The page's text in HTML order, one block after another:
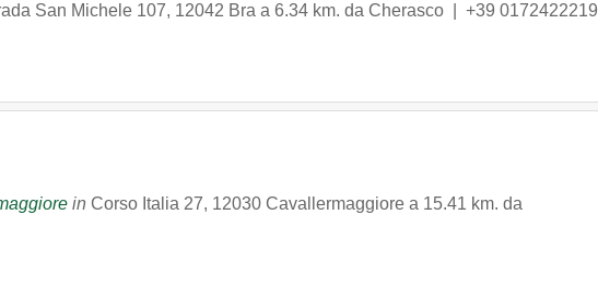
San Michele 107, 12042 Bra a 6.34 km. da Cherasco | +39 0172422219
in Corso Italia 27, 12030 Cavallermaggiore a 15.41 km. da